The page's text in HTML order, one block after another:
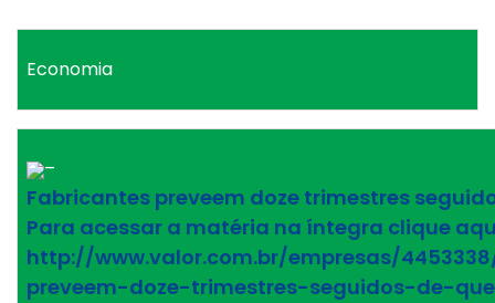
Economia
–
Fabricantes preveem doze trimestres
Para acessar a matéria na íntegra clique
http://www.valor.com.br/empresas/
preveem-doze-trimestres-seguidos-de-